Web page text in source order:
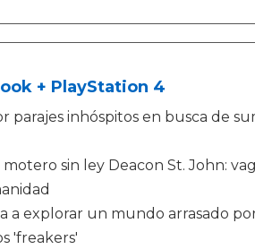
+ PlayStation 4
parajes inhóspitos en busca de
sin ley Deacon St. John:
a explorar un mundo arrasado
'freakers'